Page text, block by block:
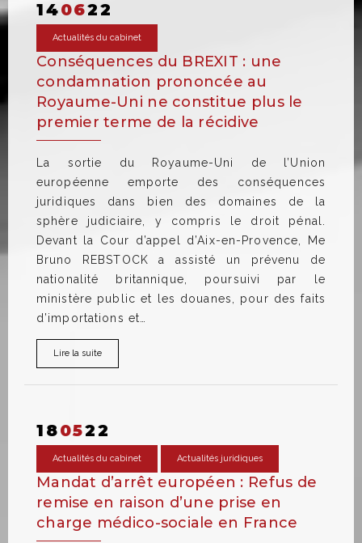
140622
Actualités du cabinet
Conséquences du BREXIT : une
condamnation prononcée au
Royaume-Uni ne constitue plus le
premier terme de la récidive
La sortie du Royaume-Uni de l’Union
européenne emporte des conséquences
juridiques dans bien des domaines de la
sphère judiciaire, y compris le droit pénal.
Devant la Cour d’appel d’Aix-en-Provence, Me
Bruno REBSTOCK a assisté un prévenu de
nationalité britannique, poursuivi par le
ministère public et les douanes, pour des faits
d’importations et…
Lire la suite
180522
Actualités du cabinet Actualités juridiques
Mandat d’arrêt européen : Refus de
remise en raison d’une prise en
charge médico-sociale en France